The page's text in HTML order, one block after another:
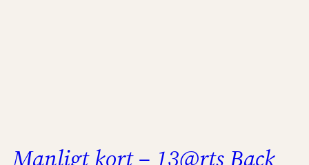
Manligt kort – 13@rts Back